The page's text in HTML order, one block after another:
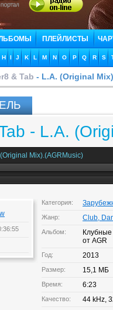
ПЛЕЙЛИСТЫ
H I J K L M N O P Q R S
& Tab - L.A. (Original
- L.A.
Mix).(AGRMusic)
Категория:
Жанр: Club,
Альбом:
от AGR
Год: 2013
Размер: 15,1 МБ
Время: 6:23
Качество: 44 kHz,